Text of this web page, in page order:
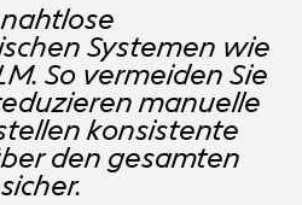
Systemen wie
So vermeiden Sie
manuelle
konsistente
den gesamten